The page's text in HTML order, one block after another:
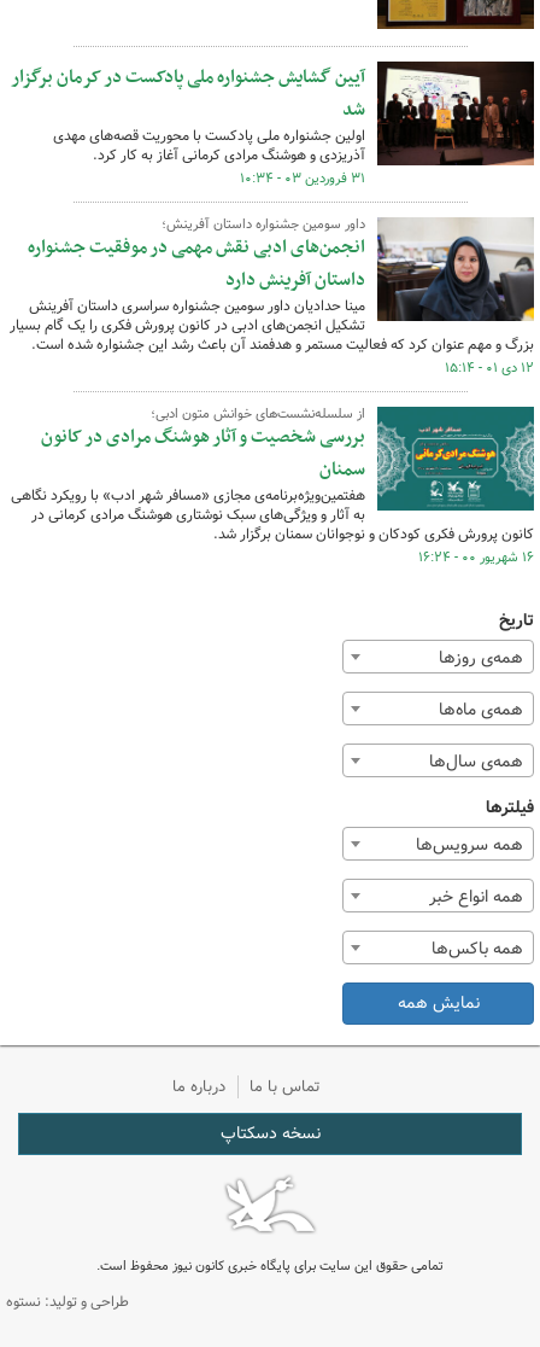
آیین گشایش جشنواره ملی پادکست در کرمان برگزار
شد
اولین جشنواره ملی پادکست با محوریت قصه‌های مهدی
آذریزدی و هوشنگ مرادی کرمانی آغاز به کار کرد.
۳۱ فروردین ۰۳ - ۱۰:۳۴
داور سومین جشنواره داستان آفرینش؛
انجمن‌های ادبی نقش مهمی در موفقیت جشنواره
داستان آفرینش دارد
مینا حدادیان داور سومین جشنواره سراسری داستان آفرینش
تشکیل انجمن‌های ادبی در کانون پرورش فکری را یک گام بسیار
بزرگ و مهم عنوان کرد که فعالیت مستمر و هدفمند آن باعث رشد این جشنواره شده است.
۱۲ دی ۰۱ - ۱۵:۱۴
از سلسله‌نشست‌های خوانش متون ادبی؛
بررسی شخصیت و آثار هوشنگ مرادی در کانون
سمنان
هفتمین‌ویژه‌برنامه‌ی مجازی «مسافر شهر ادب» با رویکرد نگاهی
به آثار و ویژگی‌های سبک نوشتاری هوشنگ مرادی کرمانی در
کانون پرورش فکری کودکان و نوجوانان سمنان برگزار شد.
۱۶ شهریور ۰۰ - ۱۶:۲۴
تاریخ
همه‌ی روزها
همه‌ی ماه‌ها
همه‌ی سال‌ها
فیلترها
همه سرویس‌ها
همه انواع خبر
همه باکس‌ها
نمایش همه
تماس با ما درباره ما
نسخه دسکتاپ
تمامی حقوق این سایت برای پایگاه خبری کانون نیوز محفوظ است.
طراحی و تولید: نستوه